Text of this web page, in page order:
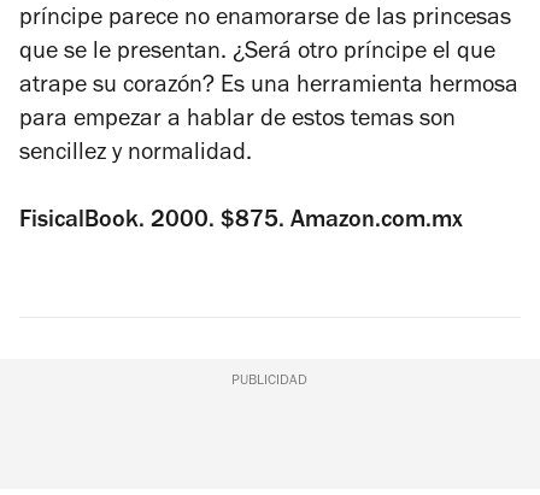
príncipe parece no enamorarse de las princesas
que se le presentan. ¿Será otro príncipe el que
atrape su corazón? Es una herramienta hermosa
para empezar a hablar de estos temas son
sencillez y normalidad.
FisicalBook. 2000. $875. Amazon.com.mx
PUBLICIDAD